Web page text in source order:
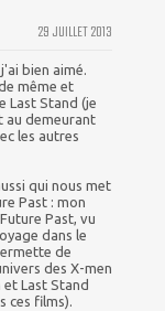
29 JUILLET 2013
bien aimé.
même et
Last Stand (je
au demeurant
les autres
qui nous met
Past : mon
Past, vu
dans le
de
des X-men
et Last Stand
ces films).